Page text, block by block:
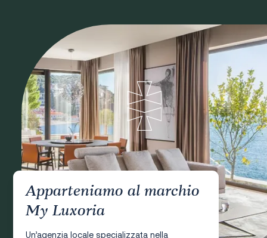
Apparteniamo al marchio
My Luxoria
Un’agenzia locale specializzata nella